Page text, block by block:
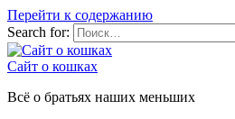
Перейти к содержанию
Search for:
Сайт о кошках
Всё о братьях наших меньших